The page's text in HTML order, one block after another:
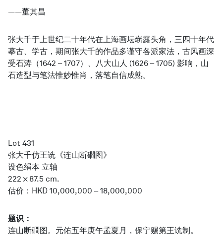
简体中文
——董其昌
张大千于上世纪二十年代在上海画坛崭露头角，三四十年代
摹古、学古，期间张大千的作品多谨守各派家法，古风画深
受石涛（1642 – 1707）、八大山人 (1626 – 1705) 影响，山
石造型与笔法惟妙惟肖，落笔自信成熟。
Lot 431
张大千仿王诜《连山断磵图》
设色绢本 立轴
222 × 87.5 cm.
估价：HKD 10,000,000 – 18,000,000
题识：
连山断磵图。元佑五年庚午孟夏月，保宁赐第王诜制。